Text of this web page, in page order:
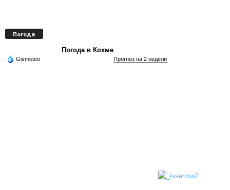
Погода
Погода в Кохме
Gismeteo Прогноз на 2 недели